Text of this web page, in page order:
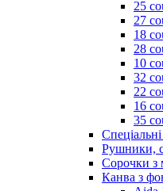
25
27
18
28
10
32
22
16
35
Рушники,
Сорочки з
Канва з